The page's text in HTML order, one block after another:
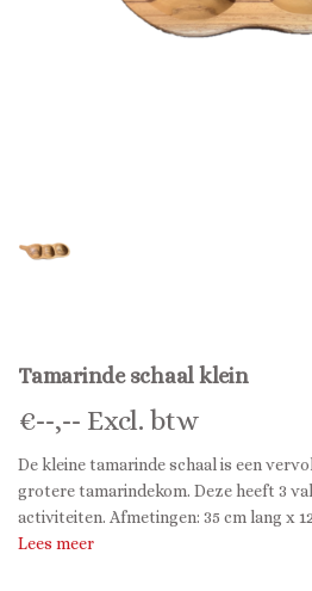
Tamarinde schaal klein
€--,-- Excl. btw
De kleine tamarinde schaal is een
grotere tamarindekom. Deze heeft 3
activiteiten. Afmetingen: 35 cm lang x
Lees meer